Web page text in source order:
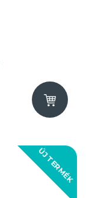
ÚJ TERMÉK